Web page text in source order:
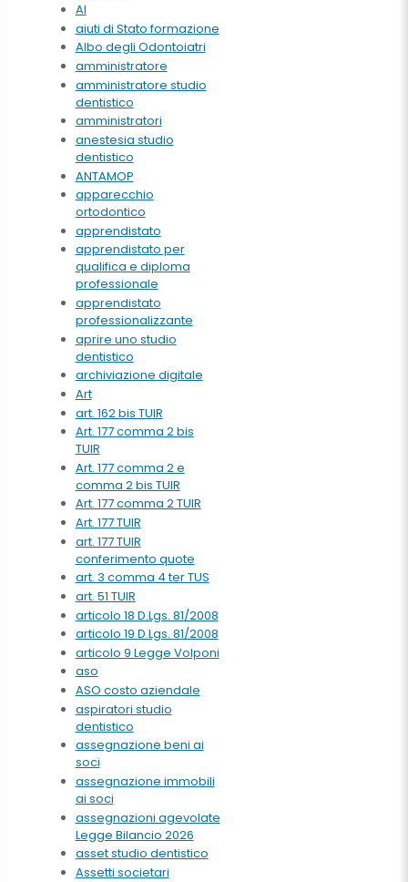
AI
aiuti di Stato formazione
Albo degli Odontoiatri
amministratore
amministratore studio
dentistico
amministratori
anestesia studio
dentistico
ANTAMOP
apparecchio
ortodontico
apprendistato
apprendistato per
qualifica e diploma
professionale
apprendistato
professionalizzante
aprire uno studio
dentistico
archiviazione digitale
Art
art. 162 bis TUIR
Art. 177 comma 2 bis
TUIR
Art. 177 comma 2 e
comma 2 bis TUIR
Art. 177 comma 2 TUIR
Art. 177 TUIR
art. 177 TUIR
conferimento quote
art. 3 comma 4 ter TUS
art. 51 TUIR
articolo 18 D.Lgs. 81/2008
articolo 19 D.Lgs. 81/2008
articolo 9 Legge Volponi
aso
ASO costo aziendale
aspiratori studio
dentistico
assegnazione beni ai
soci
assegnazione immobili
ai soci
assegnazioni agevolate
Legge Bilancio 2026
asset studio dentistico
Assetti societari